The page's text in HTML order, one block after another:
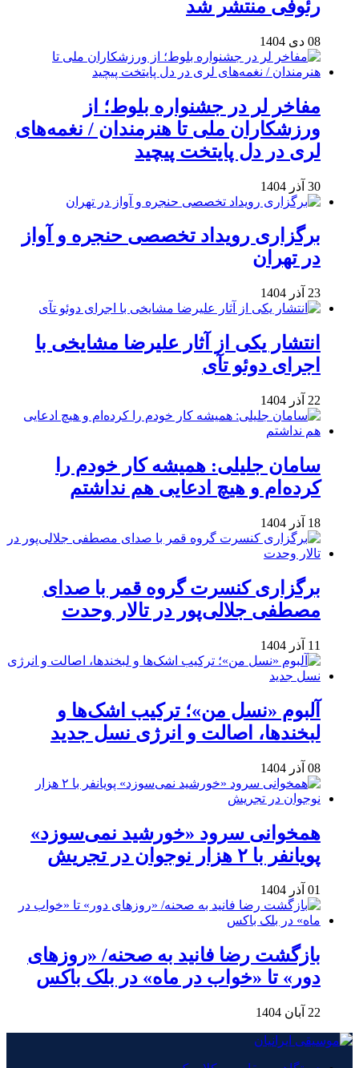
رئوفی منتشر شد
08 دی 1404
مفاخر لر در جشنواره بلوط؛ از
ورزشکاران ملی تا هنرمندان / نغمه‌های
لری در دل پایتخت پیچید
30 آذر 1404
برگزاری رویداد تخصصی حنجره و آواز
در تهران
23 آذر 1404
انتشار یکی از آثار علیرضا مشایخی با
اجرای دوئو تآی
22 آذر 1404
سامان جلیلی: همیشه کار خودم را
کرده‌ام و هیچ ادعایی هم نداشتم
18 آذر 1404
برگزاری کنسرت گروه قمر با صدای
مصطفی جلالی‌پور در تالار وحدت
11 آذر 1404
آلبوم «نسل من»؛ ترکیب اشک‌ها و
لبخندها، اصالت و انرژی نسل جدید
08 آذر 1404
همخوانی سرود «خورشید نمی‌سوزد»
پویانفر با ۲ هزار نوجوان در تجریش
01 آذر 1404
بازگشت رضا فانید به صحنه/ «روزهای
دور» تا «خواب در ماه» در بلک باکس
22 آبان 1404